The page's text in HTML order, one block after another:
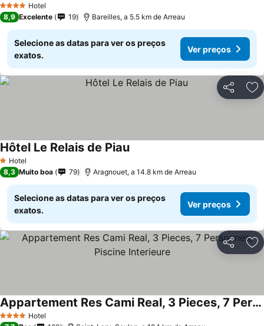
4 EstrelasHotel
8,9 Excelente 19 Bareilles, a 5.5 km de Arreau
Selecione as datas para ver os preços
exatos.
Ver preços
Partilhar
1 Estrelas
Hotel
Hôtel Le Relais de Piau
8,3 Muito boa 79 Aragnouet, a 14.8 km de Arreau
Selecione as datas para ver os preços
exatos.
Ver preços
Partilhar
4 EstrelasHotel
Appartement Res Cami Real, 3 Pieces, 7 Personnes, Piscine Interieure